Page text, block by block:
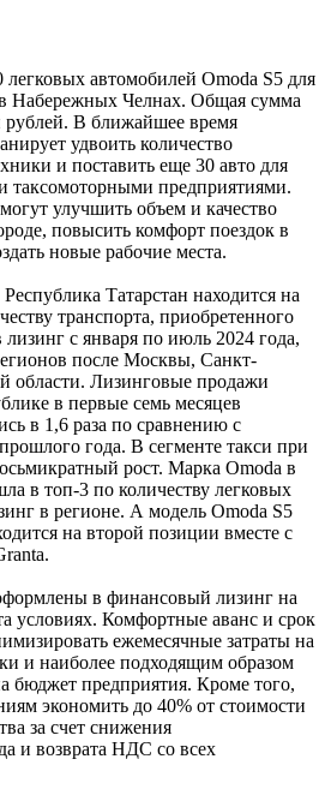
автомобилей Omoda S5 для
Набережных Челнах. Общая сумма
рублей. В ближайшее время
удвоить количество
и поставить еще 30 авто для
таксомоторными предприятиями.
улучшить объем и качество
повысить комфорт поездок в
новые рабочие места.
Татарстан находится на
транспорта, приобретенного
с января по июль 2024 года,
после Москвы, Санкт-
области. Лизинговые продажи
в первые семь месяцев
в 1,6 раза по сравнению с
года. В сегменте такси при
рост. Марка Omoda в
в топ-3 по количеству легковых
в регионе. А модель Omoda S5
на второй позиции вместе с
в финансовый лизинг на
условиях. Комфортные аванс и срок
ежемесячные затраты на
и наиболее подходящим образом
бюджет предприятия. Кроме того,
экономить до 40% от стоимости
за счет снижения
и возврата НДС со всех